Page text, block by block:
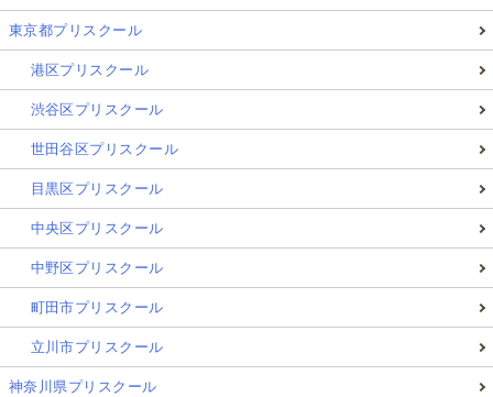
東京都プリスクール
港区プリスクール
渋谷区プリスクール
世田谷区プリスクール
目黒区プリスクール
中央区プリスクール
中野区プリスクール
町田市プリスクール
立川市プリスクール
神奈川県プリスクール